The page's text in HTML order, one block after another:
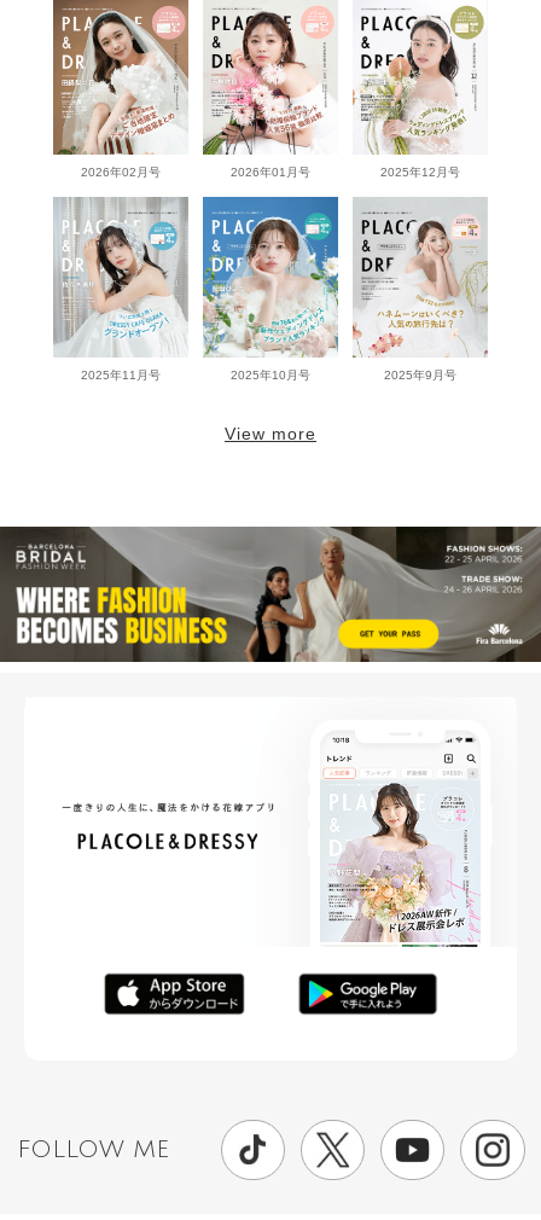
2026年02月号 2026年01月号 2025年12月号
2025年11月号 2025年10月号 2025年9月号
View more
FOLLOW ME